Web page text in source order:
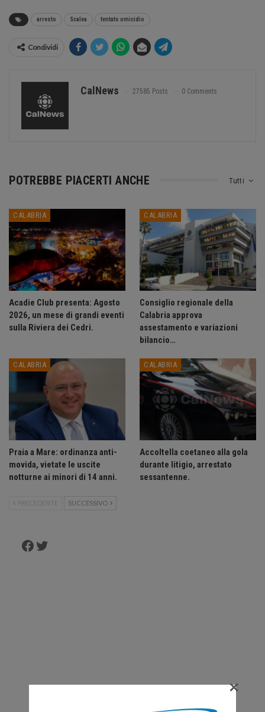
arresto Scalea tentato omicidio
Condividi
CalNews 27585 Posts 0 Comments
Tutti
POTREBBE PIACERTI ANCHE
CALABRIA
Acadie Club presenta: Agosto
2026, un mese di grandi eventi
sulla Riviera dei Cedri.
CALABRIA
Consiglio regionale della
Calabria approva
assestamento e variazioni
bilancio…
CALABRIA
Praia a Mare: ordinanza anti-
movida, vietate le uscite
notturne ai minori di 14 anni.
CALABRIA
Accoltella coetaneo alla gola
durante litigio, arrestato
sessantenne.
PRECEDENTE SUCCESSIVO
Facebook
Twitter
×